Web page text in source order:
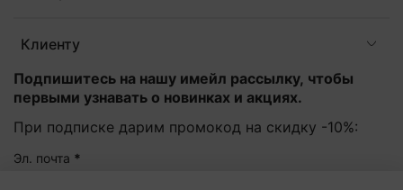
Клиенту
Подпишитесь на нашу имейл рассылку, чтобы
первыми узнавать о новинках и акциях.
При подписке дарим промокод на скидку -10%:
Эл. почта *